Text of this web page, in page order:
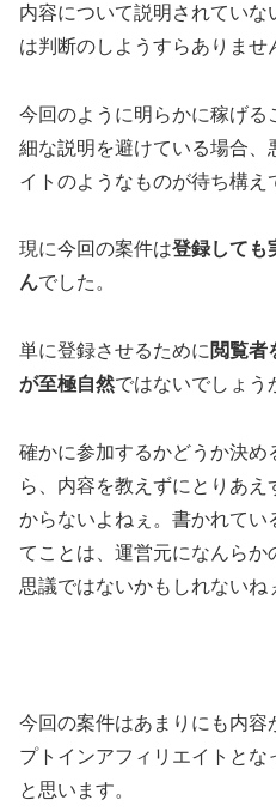
内容について説明されてい
は判断のしようすらありませ
今回のように明らかに稼げる
細な説明を避けている場合、
イト のようなものが待ち構え
現に今回の案件は登録しても
んでした。
単に登録させるために 閲覧者
が至極自然ではないでしょう
確かに参加するかどうか決
ら、内容を教えずにとりあ
からないよねぇ。書かれてい
てことは、運営元になんら
思議ではないかもしれないね
今回の案件はあまりにも内容
プトインアフィリエイトと
と思います。